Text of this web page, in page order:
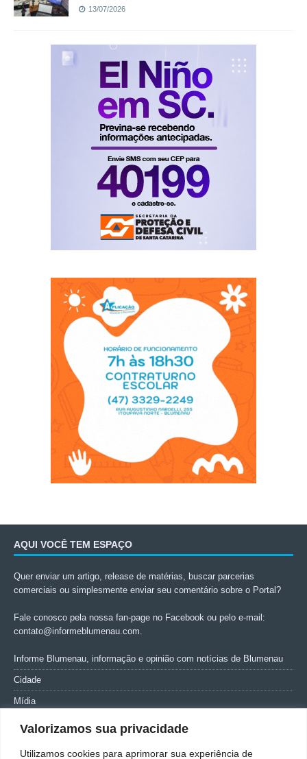
Valorizamos sua privacidade
Utilizamos cookies para aprimorar sua experiência de
13/07/2026
AQUI VOCÊ TEM ESPAÇO
Quer enviar um artigo, release de matérias, buscar parcerias
comerciais ou simplesmente enviar seu comentário sobre o Portal?
Fale conosco pela nossa fan-page no Facebook ou pelo e-mail:
contato@informeblumenau.com
Informe Blumenau, informação e opinião com notícias de Blumenau
Cidade
Mídia
Entretenimento